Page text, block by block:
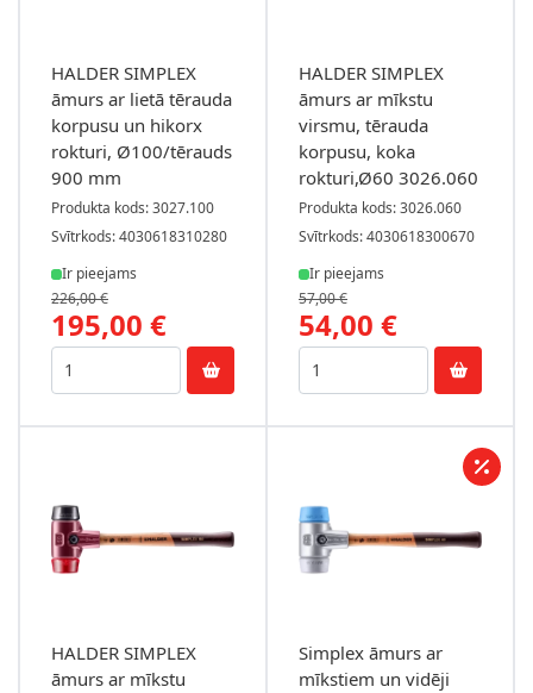
HALDER SIMPLEX
āmurs ar lietā tērauda
korpusu un hikorx
rokturi, Ø100/tērauds
900 mm
Produkta kods: 3027.100
Svītrkods: 4030618310280
Ir pieejams
195,00 €
226,00 €
HALDER SIMPLEX
āmurs ar mīkstu
virsmu, tērauda
korpusu, koka
rokturi,Ø60 3026.060
Produkta kods: 3026.060
Svītrkods: 4030618300670
Ir pieejams
54,00 €
57,00 €
HALDER SIMPLEX
āmurs ar mīkstu
Simplex āmurs ar
mīkstiem un vidēji